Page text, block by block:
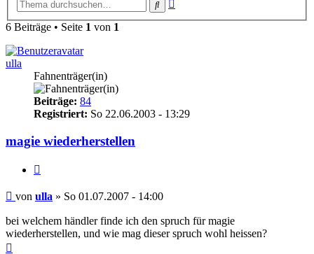
Suche
6 Beiträge • Seite 1 von 1
ulla
Fahnenträger(in)
Beiträge: 84
Registriert: So 22.06.2003 - 13:29
magie wiederherstellen
Beitrag
von ulla » So 01.07.2007 - 14:00
bei welchem händler finde ich den spruch für magie
wiederherstellen, und wie mag dieser spruch wohl heissen?